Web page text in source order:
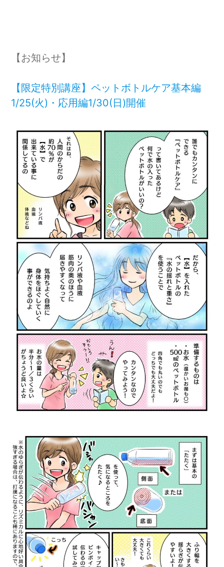
【お知らせ】
【限定特別講座】ペットボトルケア基本編
1/25(火)・応用編1/30(日)開催